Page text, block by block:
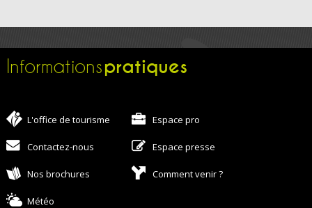
Informationspratiques
L'office de tourisme Espace pro
Contactez-nous Espace presse
Nos brochures Comment venir ?
Météo